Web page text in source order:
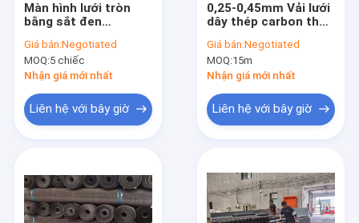
Lưới thép hàn
Lưới màn hình côn trùng
Dây hàng rào thép gai
Hộp lưu trữ lưới thép
Hàng rào liên kết chuỗi
Màn hình lưới tròn
bằng sắt đen
lọc hạt hóa học
Giá bán:Negotiated
MOQ:5 chiếc
Nhận giá mới nhất
Liên hệ với bây giờ
0,25-0,45mm Vải lưới
dây thép carbon thấp
ngũ cốc
Giá bán:Negotiated
MOQ:15m
Nhận giá mới nhất
Liên hệ với bây giờ